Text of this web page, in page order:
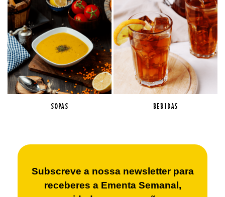
SOPAS BEBIDAS